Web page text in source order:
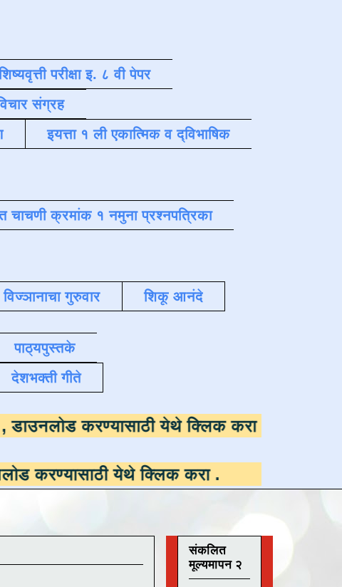
परीक्षा इ. ८ वी पेपर
संग्रह
इयत्ता १ ली एकात्मिक व द्विभाषिक
चाचणी क्रमांक १ नमुना प्रश्नपत्रिका
विज्ञानाचा गुरुवार शिकू आनंदे
पाठ्यपुस्तके
देशभक्ती गीते
उपलब्ध ,डाउनलोड करण्यासाठी येथे क्लिक करा
येथे क्लिक करा.
संकलित
मूल्यमापन २